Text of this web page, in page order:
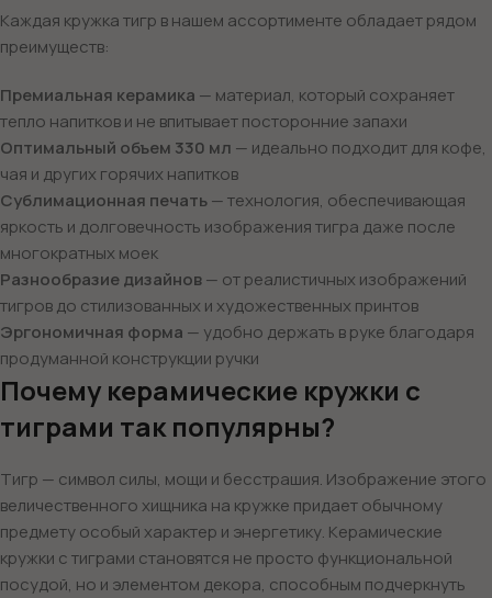
Каждая кружка тигр в нашем ассортименте обладает рядом
преимуществ:
Премиальная керамика — материал, который сохраняет
тепло напитков и не впитывает посторонние запахи
Оптимальный объем 330 мл — идеально подходит для кофе,
чая и других горячих напитков
Сублимационная печать— технология, обеспечивающая
яркость и долговечность изображения тигра даже после
многократных моек
Разнообразие дизайнов— от реалистичных изображений
тигров до стилизованных и художественных принтов
Эргономичная форма — удобно держать в руке благодаря
продуманной конструкции ручки
Почему керамические кружки с
тиграми так популярны?
Тигр — символ силы, мощи и бесстрашия. Изображение этого
величественного хищника на кружке придает обычному
предмету особый характер и энергетику. Керамические
кружки с тиграми становятся не просто функциональной
посудой, но и элементом декора, способным подчеркнуть